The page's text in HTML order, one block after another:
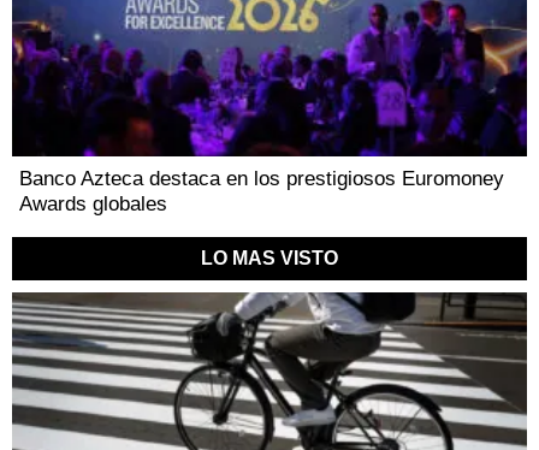
Banco Azteca destaca en los prestigiosos Euromoney
Awards globales
LO MAS VISTO